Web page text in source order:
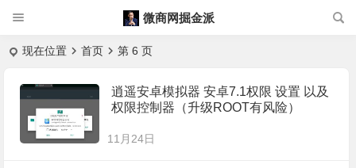
微商网掘金派
现在位置 首页 第 6 页
逍遥安卓模拟器 安卓7.1权限 设置 以及
权限控制器（升级ROOT有风险）
11月24日